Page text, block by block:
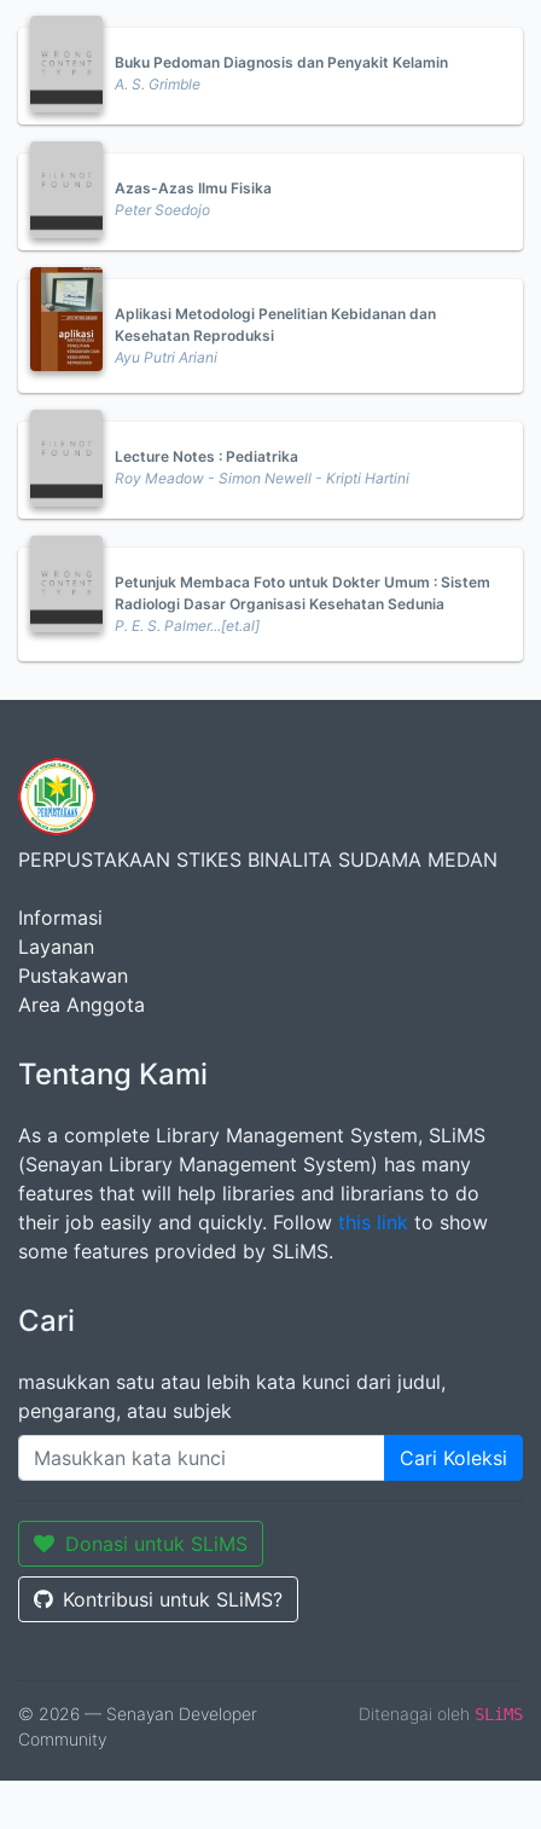
Buku Pedoman Diagnosis dan Penyakit Kelamin
A. S. Grimble
Azas-Azas Ilmu Fisika
Peter Soedojo
Aplikasi Metodologi Penelitian Kebidanan dan
Kesehatan Reproduksi
Ayu Putri Ariani
Lecture Notes : Pediatrika
Roy Meadow - Simon Newell - Kripti Hartini
Petunjuk Membaca Foto untuk Dokter Umum : Sistem
Radiologi Dasar Organisasi Kesehatan Sedunia
P. E. S. Palmer...[et.al]
PERPUSTAKAAN STIKES BINALITA SUDAMA MEDAN
Informasi
Layanan
Pustakawan
Area Anggota
Tentang Kami
As a complete Library Management System, SLiMS
(Senayan Library Management System) has many
features that will help libraries and librarians to do
their job easily and quickly. Follow this link to show
some features provided by SLiMS.
Cari
masukkan satu atau lebih kata kunci dari judul,
pengarang, atau subjek
Cari Koleksi
Donasi untuk SLiMS
Kontribusi untuk SLiMS?
© 2026 — Senayan Developer
Community
Ditenagai oleh SLiMS